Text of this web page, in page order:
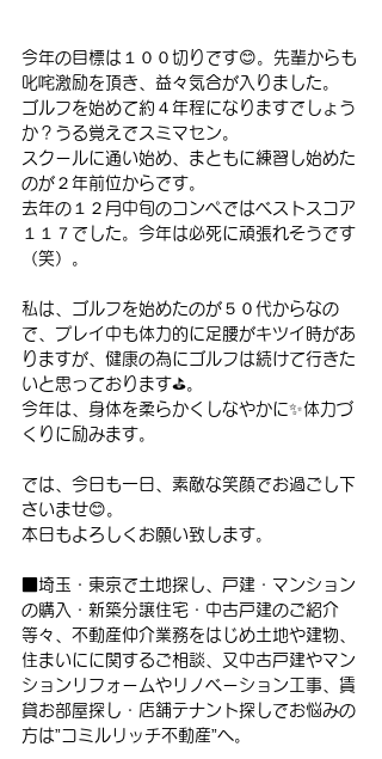
今年の目標は１００切りです😊。先輩からも
叱咤激励を頂き、益々気合が入りました。
ゴルフを始めて約４年程になりますでしょう
か？うる覚えでスミマセン。
スクールに通い始め、まともに練習し始めた
のが２年前位からです。
去年の１２月中旬のコンペではベストスコア
１１７でした。今年は必死に頑張れそうです
（笑）。
私は、ゴルフを始めたのが５０代からなの
で、プレイ中も体力的に足腰がキツイ時があ
りますが、健康の為にゴルフは続けて行きた
いと思っております⛳。
今年は、身体を柔らかくしなやかに✨体力づ
くりに励みます。
では、今日も一日、素敵な笑顔でお過ごし下
さいませ😊。
本日もよろしくお願い致します。
■埼玉・東京で土地探し、戸建・マンション
の購入・新築分譲住宅・中古戸建のご紹介
等々、不動産仲介業務をはじめ土地や建物、
住まいにに関するご相談、又中古戸建やマン
ションリフォームやリノベーション工事、賃
貸お部屋探し・店舗テナント探しでお悩みの
方は”コミルリッチ不動産”へ。